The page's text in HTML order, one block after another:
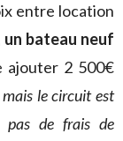
entre location
un bateau neuf
ajouter 2 500€
mais le circuit est
pas de frais de